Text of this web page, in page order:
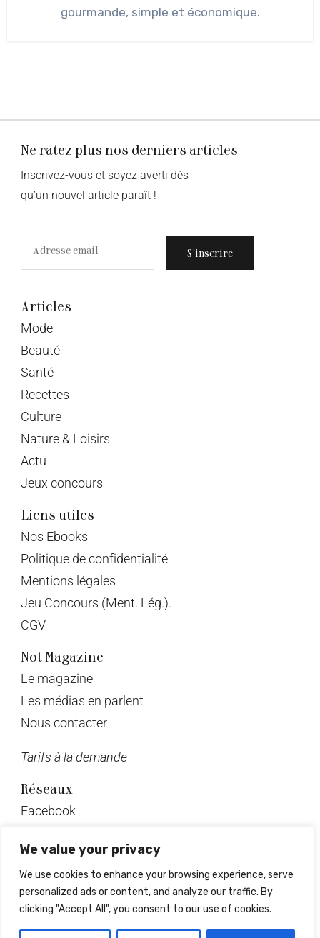
We value your privacy
We use cookies to enhance your browsing experience, serve
personalized ads or content, and analyze our traffic. By
clicking "Accept All", you consent to our use of cookies.
gourmande, simple et économique.
Ne ratez plus nos derniers articles
Inscrivez-vous et soyez averti dès
qu’un nouvel article paraît !
S’inscrire
Articles
Mode
Beauté
Santé
Recettes
Culture
Nature & Loisirs
Actu
Jeux concours
Liens utiles
Nos Ebooks
Politique de confidentialité
Mentions légales
Jeu Concours (Ment. Lég.).
CGV
Not Magazine
Le magazine
Les médias en parlent
Nous contacter
Tarifs à la demande
Réseaux
Facebook
Instagram
Pinterest
Linkedin